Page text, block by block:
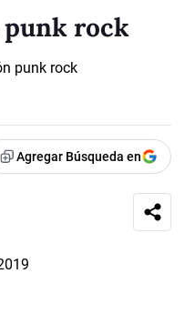
punk rock
Agregar Búsqueda en